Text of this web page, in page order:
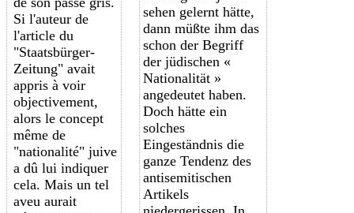
Si l'auteur de
l'article du
"Staatsbürger-
Zeitung" avait
appris à voir
objectivement,
alors le concept
même de
"nationalité" juive
a dû lui indiquer
cela. Mais un tel
aveu aurait
sehen gelernt hätte,
dann müßte ihm das
schon der Begriff
der jüdischen «
Nationalität »
angedeutet haben.
Doch hätte ein
solches
Eingeständnis die
ganze Tendenz des
antisemitischen
Artikels